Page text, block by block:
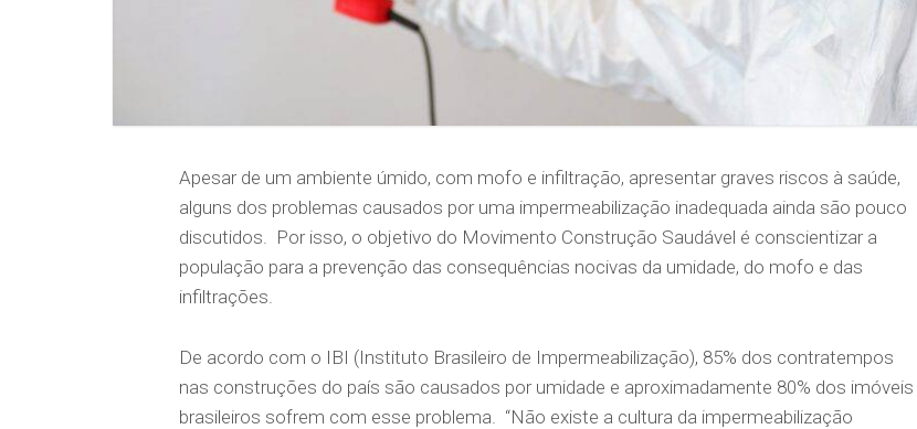
Apesar de um ambiente úmido, com mofo e infiltração, apresentar graves riscos à saúde,
alguns dos problemas causados por uma impermeabilização inadequada ainda são pouco
discutidos. Por isso, o objetivo do Movimento Construção Saudável é conscientizar a
população para a prevenção das consequências nocivas da umidade, do mofo e das
infiltrações.
De acordo com o IBI (Instituto Brasileiro de Impermeabilização), 85% dos contratempos
nas construções do país são causados por umidade e aproximadamente 80% dos imóveis
brasileiros sofrem com esse problema. “Não existe a cultura da impermeabilização